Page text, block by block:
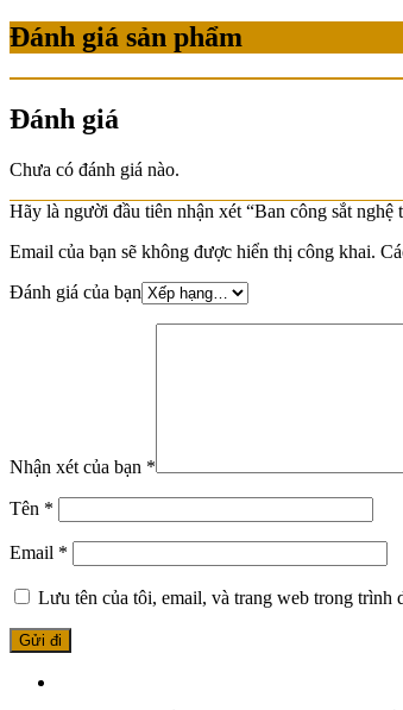
Đánh giá sản phẩm
Đánh giá
Chưa có đánh giá nào.
Hãy là người đầu tiên nhận xét “Ban công sắt nghệ
Email của bạn sẽ không được hiển thị công khai.
Đánh giá của bạn
Nhận xét của bạn *
Tên *
Email *
Lưu tên của tôi, email, và trang web trong trình